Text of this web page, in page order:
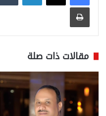
طباعة
مقالات ذات صلة